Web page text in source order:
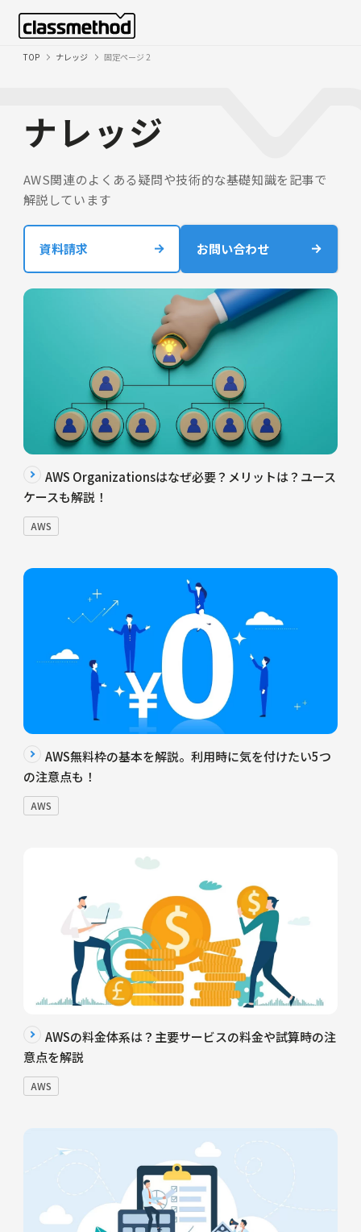
TOP ナレッジ 固定ページ 2
ナレッジ
AWS関連のよくある疑問や技術的な基礎知識を記事で
解説しています
資料請求 お問い合わせ
AWS Organizationsはなぜ必要？メリットは？ユース
ケースも解説！
AWS
AWS無料枠の基本を解説。利用時に気を付けたい5つ
の注意点も！
AWS
AWSの料金体系は？主要サービスの料金や試算時の注
意点を解説
AWS